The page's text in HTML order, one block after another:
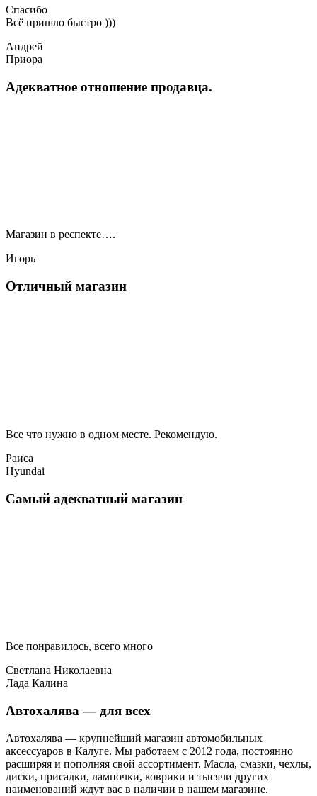
Спасибо
Всё пришло быстро )))
Андрей
Приора
Адекватное отношение продавца.
Магазин в респекте….
Игорь
Отличный магазин
Все что нужно в одном месте. Рекомендую.
Раиса
Hyundai
Самый адекватный магазин
Все понравилось, всего много
Светлана Николаевна
Лада Калина
Автохалява — для всех
Автохалява — крупнейший магазин автомобильных
аксессуаров в Калуге. Мы работаем с 2012 года, постоянно
расширяя и пополняя свой ассортимент. Масла, смазки, чехлы,
диски, присадки, лампочки, коврики и тысячи других
наименований ждут вас в наличии в нашем магазине.